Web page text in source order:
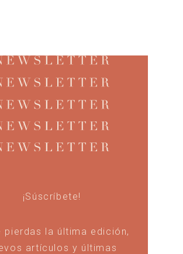
¡Súscríbete!
pierdas la última edición,
artículos y últimas